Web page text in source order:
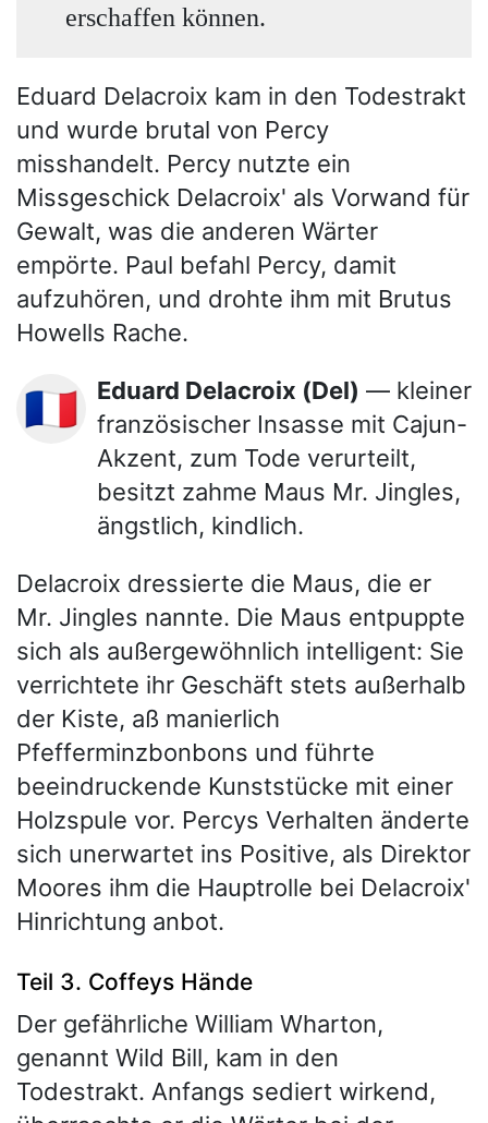
erschaffen können.
Eduard Delacroix kam in den Todestrakt
und wurde brutal von Percy
misshandelt. Percy nutzte ein
Missgeschick Delacroix' als Vorwand für
Gewalt, was die anderen Wärter
empörte. Paul befahl Percy, damit
aufzuhören, und drohte ihm mit Brutus
Howells Rache.
🇫🇷 Eduard Delacroix (Del) — kleiner
französischer Insasse mit Cajun-
Akzent, zum Tode verurteilt,
besitzt zahme Maus Mr. Jingles,
ängstlich, kindlich.
Delacroix dressierte die Maus, die er
Mr. Jingles nannte. Die Maus entpuppte
sich als außergewöhnlich intelligent: Sie
verrichtete ihr Geschäft stets außerhalb
der Kiste, aß manierlich
Pfefferminzbonbons und führte
beeindruckende Kunststücke mit einer
Holzspule vor. Percys Verhalten änderte
sich unerwartet ins Positive, als Direktor
Moores ihm die Hauptrolle bei Delacroix'
Hinrichtung anbot.
Teil 3. Coffeys Hände
Der gefährliche William Wharton,
genannt Wild Bill, kam in den
Todestrakt. Anfangs sediert wirkend,